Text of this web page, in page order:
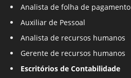
Analista de folha de pagamento
Auxiliar de Pessoal
Analista de recursos humanos
Gerente de recursos humanos
Escritórios de Contabilidade